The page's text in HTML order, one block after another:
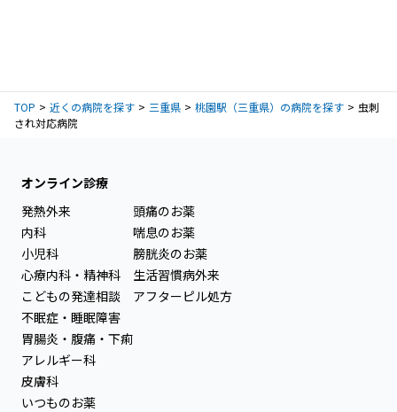
TOP 近くの病院を探す 三重県 桃園駅（三重県）の病院を探す
虫刺
され対応病院
オンライン診療
発熱外来
内科
小児科
心療内科・精神科
こどもの発達相談
不眠症・睡眠障害
胃腸炎・腹痛・下痢
アレルギー科
皮膚科
いつものお薬
頭痛のお薬
喘息のお薬
膀胱炎のお薬
生活習慣病外来
アフターピル処方